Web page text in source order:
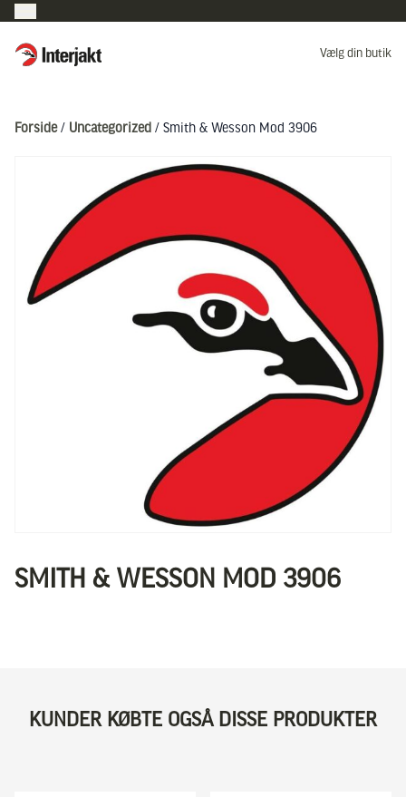
Interjakt DK Vælg din butik
Forside/ Uncategorized / Smith & Wesson Mod 3906
SMITH & WESSON MOD 3906
KUNDER KØBTE OGSÅ DISSE PRODUKTER